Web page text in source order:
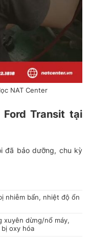
NAT Center
Transit tại
đã bảo dưỡng, chu kỳ
nhiễm bẩn, nhiệt độ ổn
xuyên dừng/nổ máy,
oxy hóa